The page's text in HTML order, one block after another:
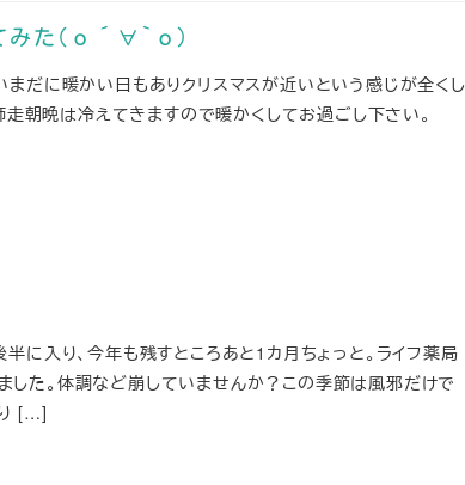
てみた(о´∀`о)
だに暖かい日もありクリスマスが近いという感じが全くし
朝晩は冷えてきますので暖かくしてお過ごし下さい。
に入り、今年も残すところあと1カ月ちょっと。ライフ薬局
た。体調など崩していませんか？この季節は風邪だけで
り […]